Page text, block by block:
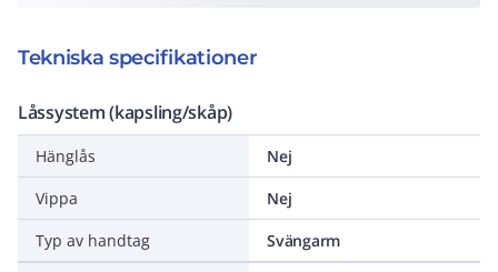
Tekniska specifikationer
Låssystem (kapsling/skåp)
Hänglås
Nej
Vippa
Nej
Typ av handtag
Svängarm